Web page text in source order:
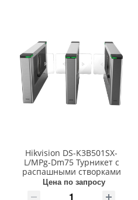
Hikvision DS-K3B501SX-
L/MPg-Dm75 Турникет с
распашными створками
Цена по запросу